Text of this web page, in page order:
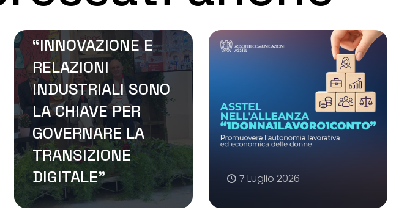
“INNOVAZIONE E
RELAZIONI
INDUSTRIALI SONO
LA CHIAVE PER
GOVERNARE LA
TRANSIZIONE
DIGITALE”
7 Luglio 2026